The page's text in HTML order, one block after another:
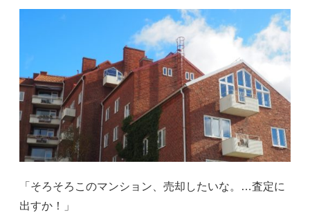
「そろそろこのマンション、売却したいな。…査定に
出すか！」